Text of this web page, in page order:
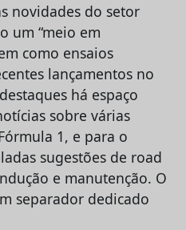
novidades do setor
um “meio em
como ensaios
lançamentos no
há espaço
sobre várias
1, e para o
sugestões de road
e manutenção. O
separador dedicado